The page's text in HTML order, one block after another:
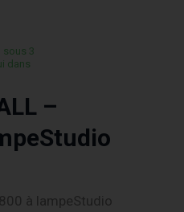
sous 3
dans
–
à lampeStudio